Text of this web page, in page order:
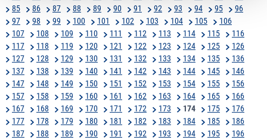
85
86 87 88 89 90 91 92 93 94 95
96
97
98 99 100 101 102 103 104 105
106
107
108 109 110 111 112 113 114 115
116
117
118 119 120 121 122 123 124 125
126
127
128 129 130 131 132 133 134 135
136
137
138 139 140 141 142 143 144 145
146
147
148 149 150 151 152 153 154 155
156
157
158 159 160 161 162 163 164 165
166
167
168 169 170 171 172 173 174 175
176
177
178 179 180 181 182 183 184 185
186
187
188 189 190 191 192 193 194 195
196